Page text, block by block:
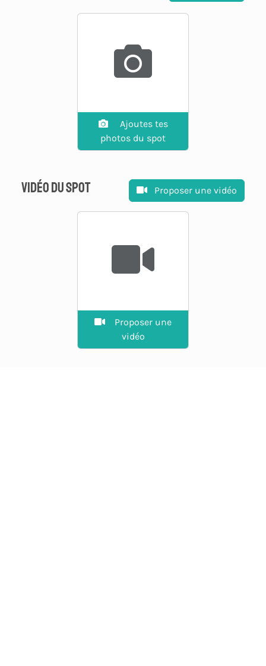
Ajoutes tes
photos du spot
Vidéo du spot Proposer une vidéo
Proposer une
vidéo